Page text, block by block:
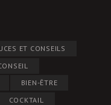
ET CONSEILS
BIEN-ÊTRE
COCKTAIL